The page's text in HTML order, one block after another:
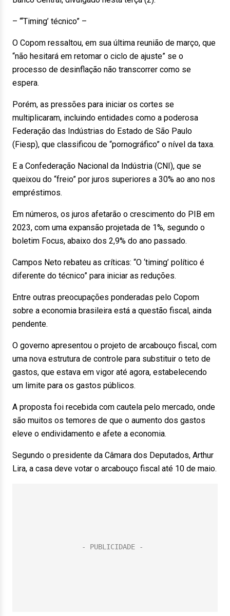
– “‘Timing’ técnico” –
O Copom ressaltou, em sua última reunião de março, que
“não hesitará em retomar o ciclo de ajuste” se o
processo de desinflação não transcorrer como se
espera.
Porém, as pressões para iniciar os cortes se
multiplicaram, incluindo entidades como a poderosa
Federação das Indústrias do Estado de São Paulo
(Fiesp), que classificou de “pornográfico” o nível da taxa.
E a Confederação Nacional da Indústria (CNI), que se
queixou do “freio” por juros superiores a 30% ao ano nos
empréstimos.
Em números, os juros afetarão o crescimento do PIB em
2023, com uma expansão projetada de 1%, segundo o
boletim Focus, abaixo dos 2,9% do ano passado.
Campos Neto rebateu as críticas: “O ‘timing’ político é
diferente do técnico” para iniciar as reduções.
Entre outras preocupações ponderadas pelo Copom
sobre a economia brasileira está a questão fiscal, ainda
pendente.
O governo apresentou o projeto de arcabouço fiscal, com
uma nova estrutura de controle para substituir o teto de
gastos, que estava em vigor até agora, estabelecendo
um limite para os gastos públicos.
A proposta foi recebida com cautela pelo mercado, onde
são muitos os temores de que o aumento dos gastos
eleve o endividamento e afete a economia.
Segundo o presidente da Câmara dos Deputados, Arthur
Lira, a casa deve votar o arcabouço fiscal até 10 de maio.